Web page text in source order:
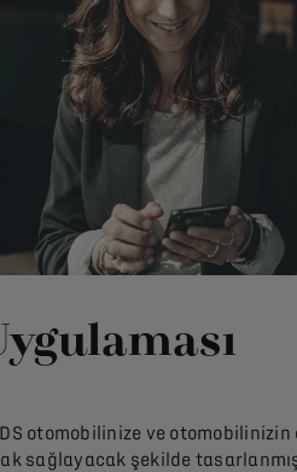
otomobilinize ve otomobilinizin
sağlayacak şekilde